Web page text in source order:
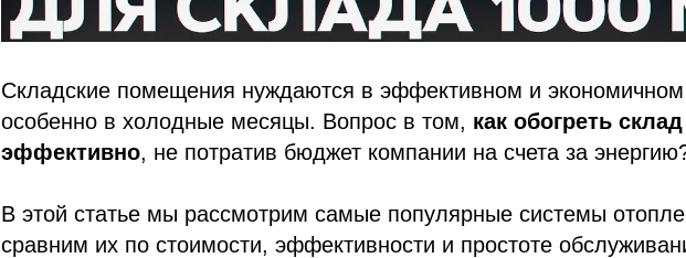
Складские помещения нуждаются в эффективном и
особенно в холодные месяцы. Вопрос в том, как обогреть
эффективно, не потратив бюджет компании на счета за
В этой статье мы рассмотрим самые популярные системы
сравним их по стоимости, эффективности и простоте